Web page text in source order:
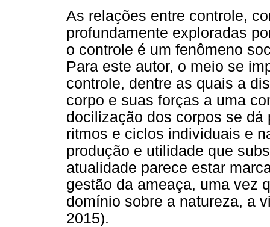
As relações entre controle,
profundamente exploradas
o controle é um fenômeno
Para este autor, o meio se
controle, dentre as quais a
corpo e suas forças a uma
docilização dos corpos se
ritmos e ciclos individuais e
produção e utilidade que
atualidade parece estar
gestão da ameaça, uma vez
domínio sobre a natureza, a
2015).